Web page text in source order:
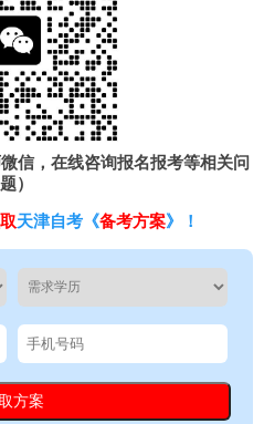
信，在线咨询报名报考等相关问
题）
天津自考《备考方案》！